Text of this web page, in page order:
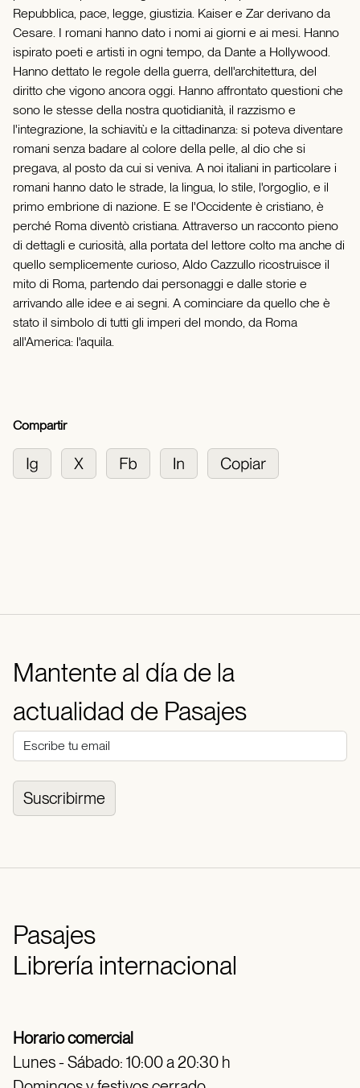
Repubblica, pace, legge, giustizia. Kaiser e Zar derivano da
Cesare. I romani hanno dato i nomi ai giorni e ai mesi. Hanno
ispirato poeti e artisti in ogni tempo, da Dante a Hollywood.
Hanno dettato le regole della guerra, dell'architettura, del
diritto che vigono ancora oggi. Hanno affrontato questioni che
sono le stesse della nostra quotidianità, il razzismo e
l'integrazione, la schiavitù e la cittadinanza: si poteva diventare
romani senza badare al colore della pelle, al dio che si
pregava, al posto da cui si veniva. A noi italiani in particolare i
romani hanno dato le strade, la lingua, lo stile, l'orgoglio, e il
primo embrione di nazione. E se l'Occidente è cristiano, è
perché Roma diventò cristiana. Attraverso un racconto pieno
di dettagli e curiosità, alla portata del lettore colto ma anche di
quello semplicemente curioso, Aldo Cazzullo ricostruisce il
mito di Roma, partendo dai personaggi e dalle storie e
arrivando alle idee e ai segni. A cominciare da quello che è
stato il simbolo di tutti gli imperi del mondo, da Roma
all'America: l'aquila.
Compartir
Mantente al día de la
actualidad de Pasajes
Suscribirme
Pasajes
Librería internacional
Horario comercial
Lunes - Sábado: 10:00 a 20:30 h